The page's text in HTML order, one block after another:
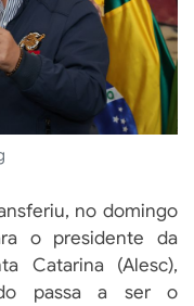
no domingo
o presidente da
Catarina (Alesc),
passa a ser o